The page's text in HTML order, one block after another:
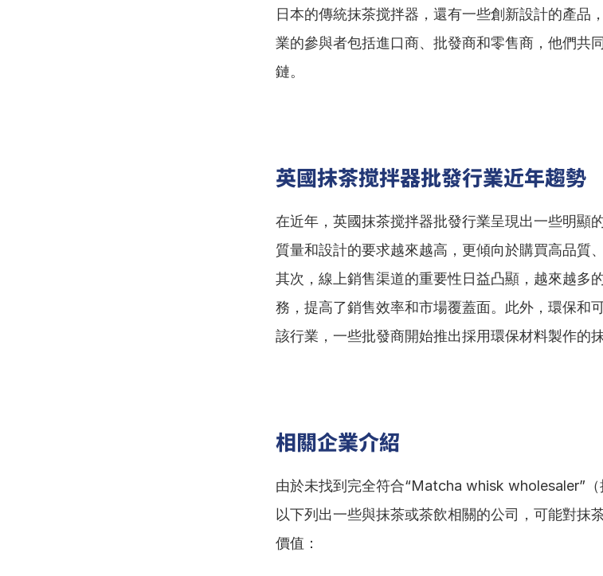
日本的傳統抹茶搅拌器，還有一些創新設計的產品
業的參與者包括進口商、批發商和零售商，他們共
鏈。
英國抹茶搅拌器批發行業近年趨勢
在近年，英國抹茶搅拌器批發行業呈現出一些明顯
質量和設計的要求越來越高，更傾向於購買高品質
其次，線上銷售渠道的重要性日益凸顯，越來越多
務，提高了銷售效率和市場覆蓋面。此外，環保和
該行業，一些批發商開始推出採用環保材料製作的抹
相關企業介紹
由於未找到完全符合“Matcha whisk wholesaler”（
以下列出一些與抹茶或茶飲相關的公司，可能對抹
價值：